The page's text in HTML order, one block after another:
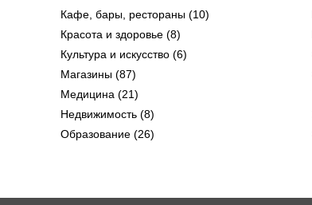
Кафе, бары, рестораны (10)
Красота и здоровье (8)
Культура и искусство (6)
Магазины (87)
Медицина (21)
Недвижимость (8)
Образование (26)